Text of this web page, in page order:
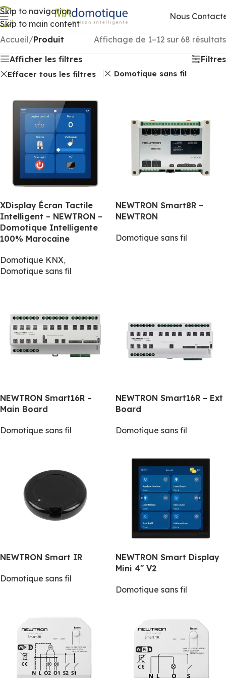
Skip to navigation
Skip to main content
Nous
Accueil/Produit
Affichage de 1–12 sur 68 résultats
Afficher les filtres
Filtres
Effacer tous les filtres Domotique sans fil
XDisplay Écran Tactile
Intelligent – NEWTRON –
Domotique Intelligente
100% Marocaine
Domotique KNX,
Domotique sans fil
NEWTRON Smart8R –
NEWTRON
Domotique sans fil
NEWTRON Smart16R –
Main Board
Domotique sans fil
NEWTRON Smart16R – Ext
Board
Domotique sans fil
NEWTRON Smart IR
Domotique sans fil
NEWTRON Smart Display
Mini 4″ V2
Domotique sans fil